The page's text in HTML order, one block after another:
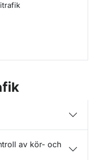
av kör- och